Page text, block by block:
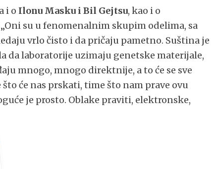
i o Ilonu Masku i Bil Gejtsu, kao i o
„Oni su u fenomenalnim skupim odelima, sa
vrlo čisto i da pričaju pametno. Suština je
da laboratorije uzimaju genetske materijale,
mnogo, mnogo direktnije, a to će se sve
će nas prskati, time što nam prave ovu
je prosto. Oblake praviti, elektronske,